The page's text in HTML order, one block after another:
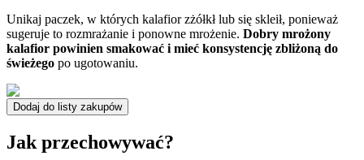
Unikaj paczek, w których kalafior zżółkł lub się skleił, ponieważ
sugeruje to rozmrażanie i ponowne mrożenie. Dobry mrożony
kalafior powinien smakować i mieć konsystencję zbliżoną do
świeżego po ugotowaniu.
Dodaj do listy zakupów
Jak przechowywać?